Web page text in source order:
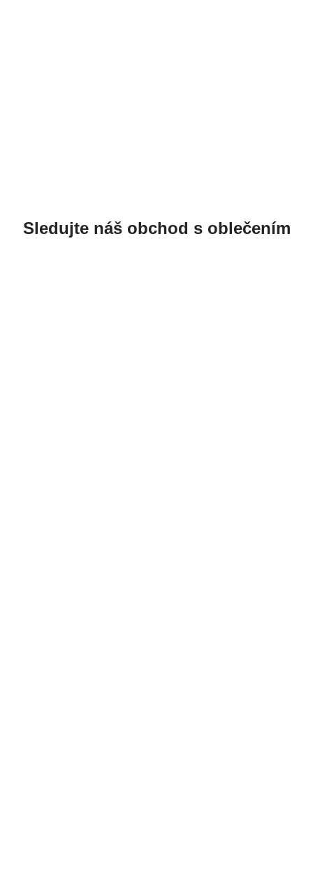
Sledujte náš obchod s oblečením